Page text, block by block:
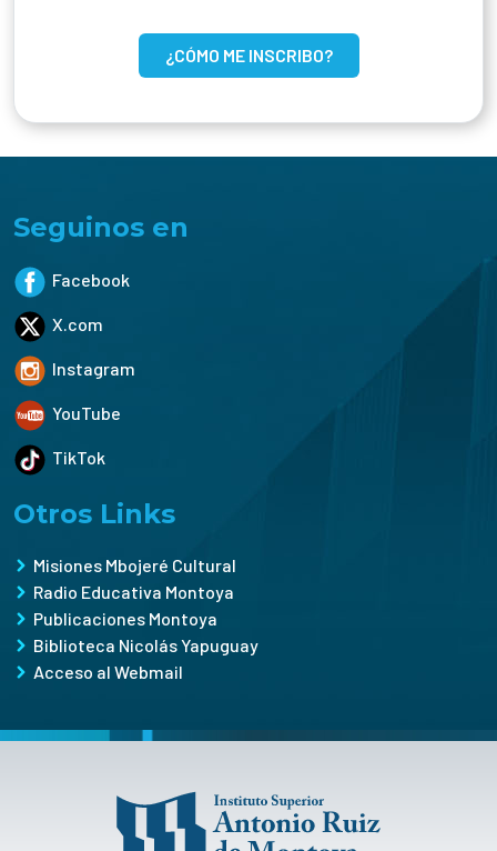
¿CÓMO ME INSCRIBO?
Seguinos en
Facebook
X.com
Instagram
YouTube
TikTok
Otros Links
Misiones Mbojeré Cultural
Radio Educativa Montoya
Publicaciones Montoya
Biblioteca Nicolás Yapuguay
Acceso al Webmail